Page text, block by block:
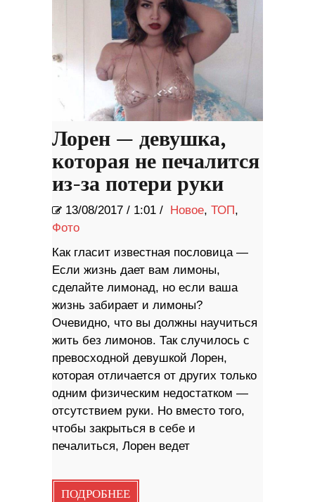
Лорен — девушка,
которая не печалится
из-за потери руки
13/08/2017 / 1:01 / Новое, ТОП,
Фото
Как гласит известная пословица —
Если жизнь дает вам лимоны,
сделайте лимонад, но если ваша
жизнь забирает и лимоны?
Очевидно, что вы должны научиться
жить без лимонов. Так случилось с
превосходной девушкой Лорен,
которая отличается от других только
одним физическим недостатком —
отсутствием руки. Но вместо того,
чтобы закрыться в себе и
печалиться, Лорен ведет
ПОДРОБНЕЕ